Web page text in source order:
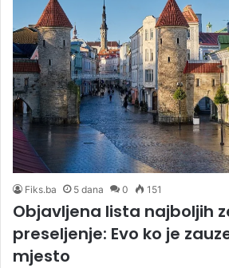
Fiks.ba 5 dana 0 151
Objavljena lista najboljih
preseljenje: Evo ko je
mjesto